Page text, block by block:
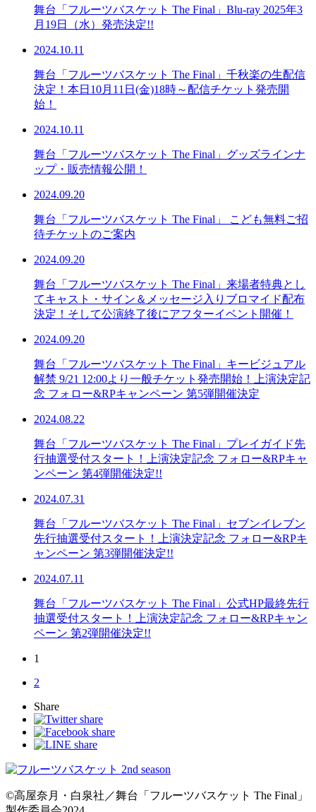
舞台「フルーツバスケット The Final」Blu-ray 2025年3
月19日（水）発売決定!!
2024.10.11
舞台「フルーツバスケット The Final」千秋楽の生配信
決定！本日10月11日(金)18時～配信チケット発売開
始！
2024.10.11
舞台「フルーツバスケット The Final」グッズラインナ
ップ・販売情報公開！
2024.09.20
舞台「フルーツバスケット The Final」 こども無料ご招
待チケットのご案内
2024.09.20
舞台「フルーツバスケット The Final」来場者特典とし
てキャスト・サイン＆メッセージ入りブロマイド配布
決定！そして公演終了後にアフターイベント開催！
2024.09.20
舞台「フルーツバスケット The Final」キービジュアル
解禁 9/21 12:00より一般チケット発売開始！上演決定記
念 フォロー&RPキャンペーン 第5弾開催決定
2024.08.22
舞台「フルーツバスケット The Final」プレイガイド先
⾏抽選受付スタート！上演決定記念 フォロー&RPキャ
ンペーン 第4弾開催決定!!
2024.07.31
舞台「フルーツバスケット The Final」セブンイレブン
先行抽選受付スタート！上演決定記念 フォロー&RPキ
ャンペーン 第3弾開催決定!!
2024.07.11
舞台「フルーツバスケット The Final」公式HP最終先⾏
抽選受付スタート！上演決定記念 フォロー&RPキャン
ペーン 第2弾開催決定!!
1
2
Share
©高屋奈月・白泉社／舞台「フルーツバスケット The Final」